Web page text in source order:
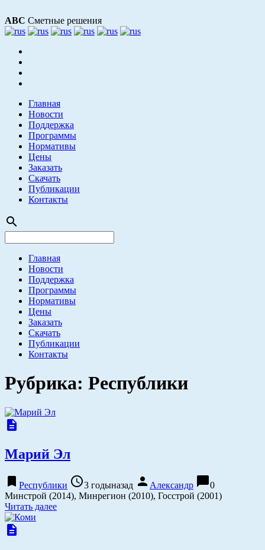
АВС Сметные решения
Главная
Новости
Поддержка
Программы
Нормативы
Цены
Заказать
Скачать
Публикации
Контакты
search
Главная
Новости
Поддержка
Программы
Нормативы
Цены
Заказать
Скачать
Публикации
Контакты
Рубрика: Республики
description
Марий Эл
bookmark Республики access_time3 годыназад person Александр chat_bubble0
Минстрой (2014), Минрегион (2010), Госстрой (2001)
Читать далее
description